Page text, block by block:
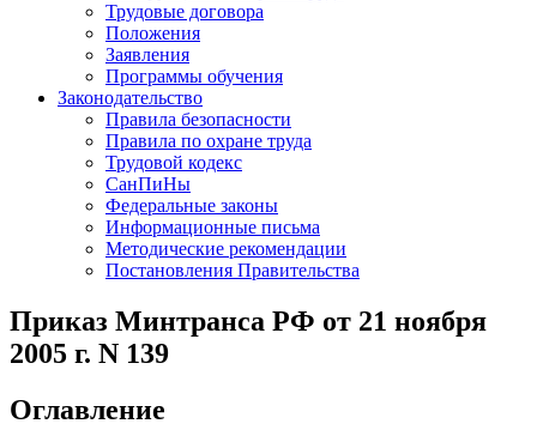
Трудовые договора
Положения
Заявления
Программы обучения
Законодательство
Правила безопасности
Правила по охране труда
Трудовой кодекс
СанПиНы
Федеральные законы
Информационные письма
Методические рекомендации
Постановления Правительства
Приказ Минтранса РФ от 21 ноября
2005 г. N 139
Оглавление